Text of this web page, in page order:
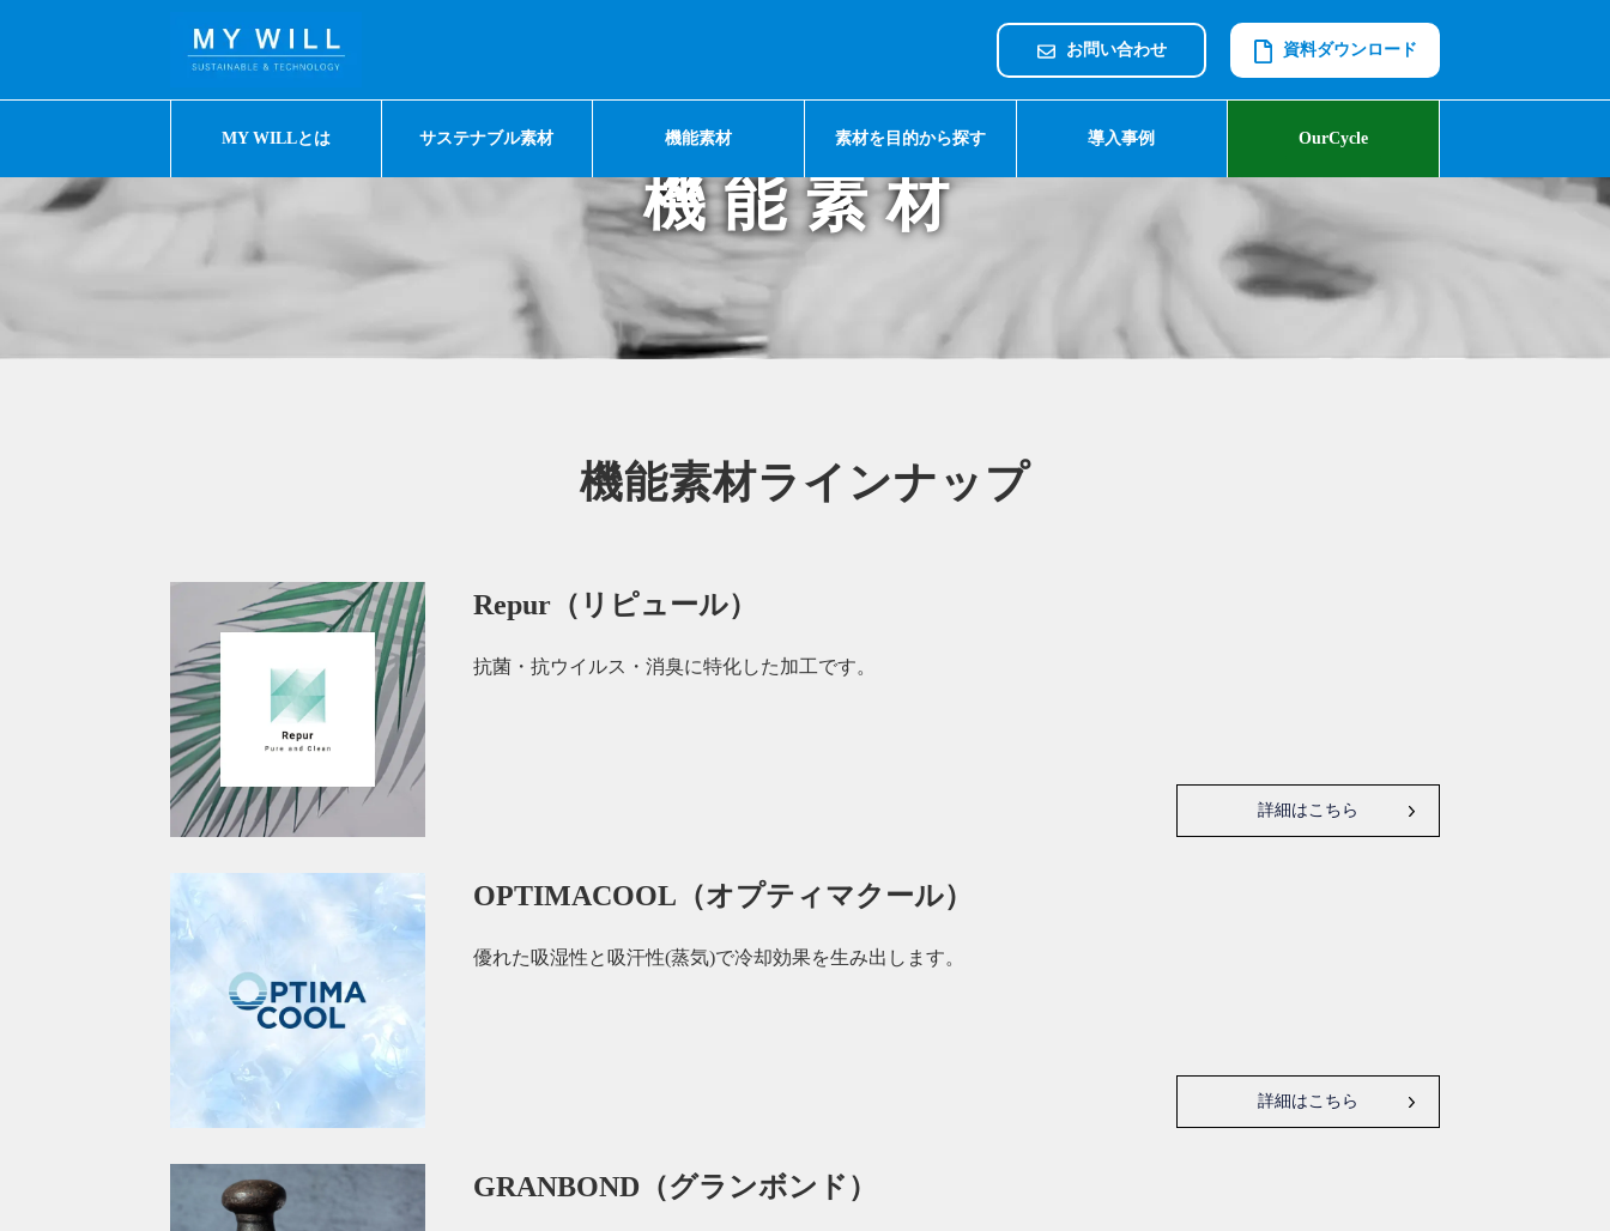
お問い合わせ 資料ダウンロード
MY WILLとは サステナブル素材 機能素材 素材を目的から探す 導入事例 OurCycle
Service
機能素材
機能素材ラインナップ
Repur（リピュール）
抗菌・抗ウイルス・消臭に特化した加工です。
詳細はこちら
OPTIMACOOL（オプティマクール）
優れた吸湿性と吸汗性(蒸気)で冷却効果を生み出します。
詳細はこちら
GRANBOND（グランボンド）